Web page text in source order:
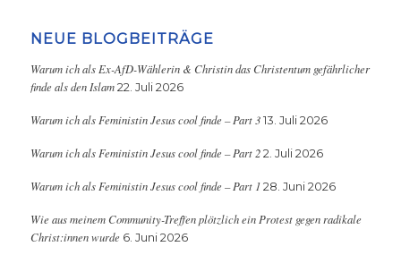
NEUE BLOGBEITRÄGE
Warum ich als Ex-AfD-Wählerin & Christin das Christentum gefährlicher
finde als den Islam 22. Juli 2026
Warum ich als Feministin Jesus cool finde – Part 3 13. Juli 2026
Warum ich als Feministin Jesus cool finde – Part 2 2. Juli 2026
Warum ich als Feministin Jesus cool finde – Part 1 28. Juni 2026
Wie aus meinem Community-Treffen plötzlich ein Protest gegen radikale
Christ:innen wurde 6. Juni 2026